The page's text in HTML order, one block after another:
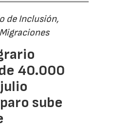
de Inclusión,
40.000
sube